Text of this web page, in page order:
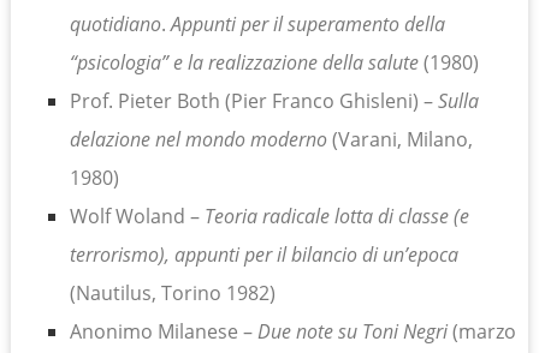
quotidiano.Appunti per il superamento della
“psicologia” e la realizzazione della salute(1980)
Prof. Pieter Both (Pier Franco Ghisleni) –Sulla
delazione nel mondo moderno(Varani, Milano,
1980)
Wolf Woland – Teoria radicale lotta di classe (e
terrorismo), appunti per il bilancio di un’epoca
(Nautilus, Torino 1982)
Anonimo Milanese –Due note su Toni Negri(marzo